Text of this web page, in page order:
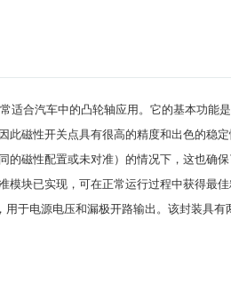
适合汽车中的凸轮轴应用。 它的基本功能
磁性开关点具有很高的精度和出色的稳定
的磁性配置或未对准）的情况下，这也确保
模块已实现，可在正常运行过程中获得最佳
于电源电压和漏极开路输出。 该封装具有